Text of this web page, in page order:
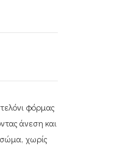
φόρμας
άνεση και
σώμα, χωρίς